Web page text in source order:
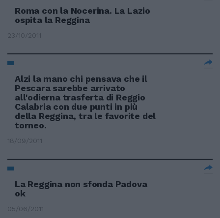
Roma con la Nocerina. La Lazio
ospita la Reggina
23/10/2011
Alzi la mano chi pensava che il
Pescara sarebbe arrivato
all'odierna trasferta di Reggio
Calabria con due punti in più
della Reggina, tra le favorite del
torneo.
18/09/2011
La Reggina non sfonda Padova
ok
05/06/2011